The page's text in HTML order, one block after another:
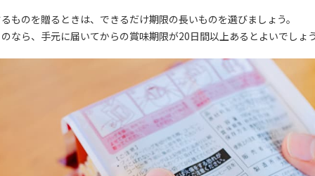
ものを贈るときは、できるだけ期限の長いものを選びましょう。
なら、手元に届いてからの賞味期限が20日間以上あるとよいでしょ